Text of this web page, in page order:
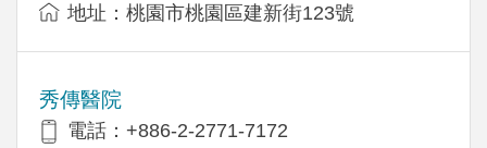
地址：桃園市桃園區建新街123號
秀傳醫院
電話：+886-2-2771-7172